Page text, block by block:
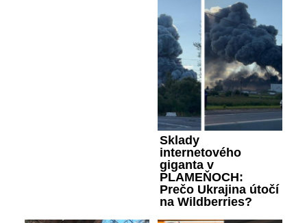
Sklady
internetového
giganta v
PLAMEŇOCH:
Prečo Ukrajina útočí
na Wildberries?